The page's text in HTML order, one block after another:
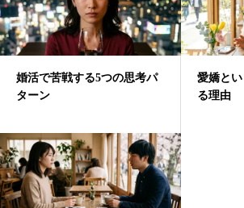
婚活で苦戦する5つの思考パ
ターン
愛嬌と
る理由